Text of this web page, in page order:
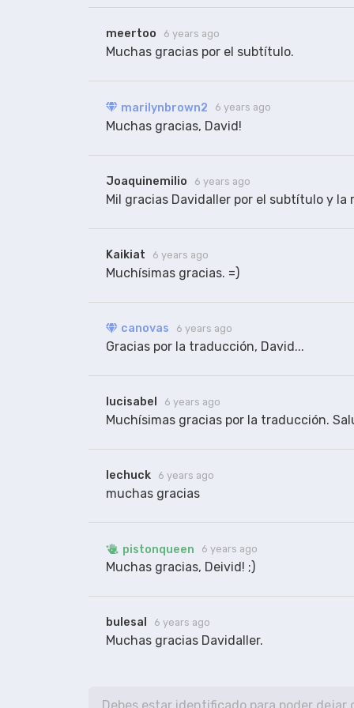
meertoo 6 years ago
Muchas gracias por el subtítulo.
marilynbrown2 6 years ago
Muchas gracias, David!
Joaquinemilio 6 years ago
Mil gracias Davidaller por el subtítulo y la
Kaikiat 6 years ago
Muchísimas gracias. =)
canovas 6 years ago
Gracias por la traducción, David...
lucisabel 6 years ago
Muchísimas gracias por la traducción.
lechuck 6 years ago
muchas gracias
pistonqueen 6 years ago
Muchas gracias, Deivid! ;)
bulesal 6 years ago
Muchas gracias Davidaller.